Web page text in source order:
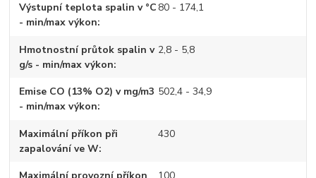
Výstupní teplota spalin v °C
- min/max výkon
80 - 174,1
Hmotnostní průtok spalin v
g/s - min/max výkon
2,8 - 5,8
Emise CO (13% O2) v mg/m3
- min/max výkon
502,4 - 34,9
Maximální příkon při
zapalování ve W
430